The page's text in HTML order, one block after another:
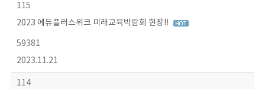
115
2023 에듀플러스위크 미래교육박람회 현장!!
59381
2023.11.21
114